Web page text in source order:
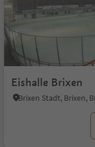
Eishalle Brixen
Brixen Stadt, Brixen,